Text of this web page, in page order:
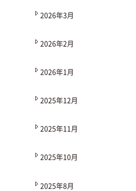
2026年3月
2026年2月
2026年1月
2025年12月
2025年11月
2025年10月
2025年8月